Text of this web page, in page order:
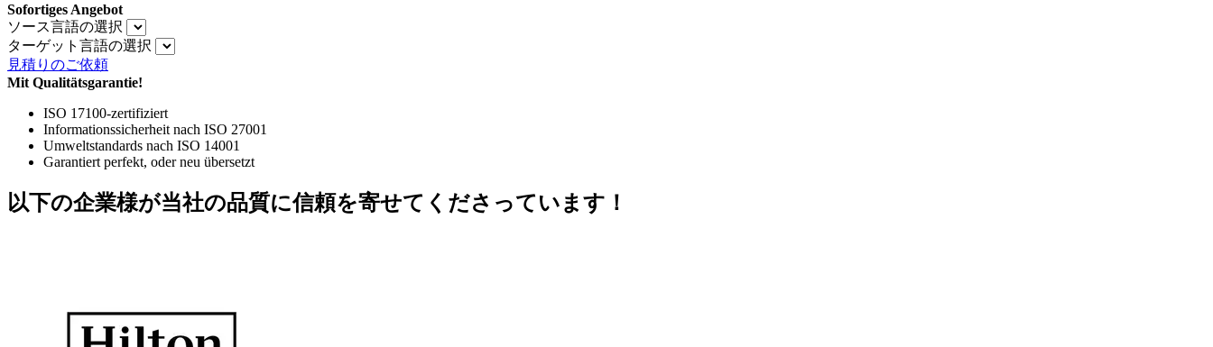
Sofortiges Angebot
ソース言語の選択
ターゲット言語の選択
見積りのご依頼
Mit Qualitätsgarantie!
ISO 17100-zertifiziert
Informationssicherheit nach ISO 27001
Umweltstandards nach ISO 14001
Garantiert perfekt, oder neu übersetzt
以下の企業様が当社の品質に信頼を寄せてくださっています！